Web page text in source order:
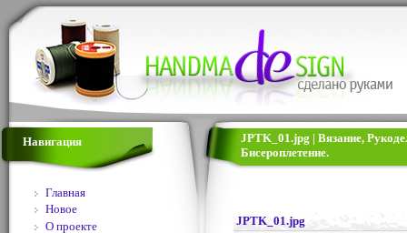
Навигация
Главная
Новое
О проекте
JPTK_01.jpg | Вязание,
Бисероплетение.
JPTK_01.jpg